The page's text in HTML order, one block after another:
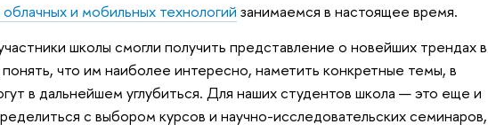
и мобильных технологий занимаемся в настоящее время.
школы смогли получить представление о новейших трендах в
что им наиболее интересно, наметить конкретные темы, в
в дальнейшем углубиться. Для наших студентов школа — это еще и
с выбором курсов и научно-исследовательских семинаров,